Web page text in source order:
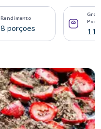
Rendimento
8 porçoes